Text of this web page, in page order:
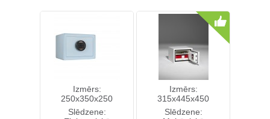
Skatīt Pirkt Skatīt Pirkt
Izmērs:
250x350x250
Slēdzene:
Izmērs:
315x445x450
Slēdzene: